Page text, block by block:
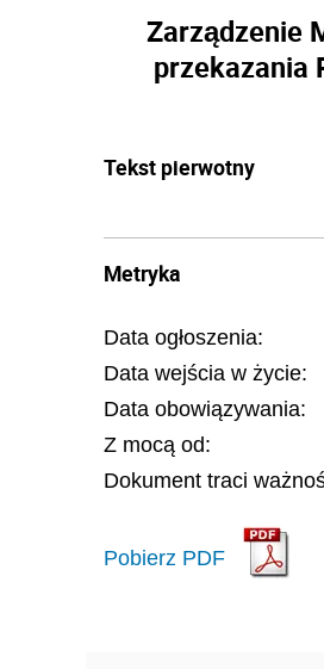
Zarządzenie
przekazania
Tekst pierwotny
Metryka
Data ogłoszenia:
Data wejścia w życie:
Data obowiązywania:
Z mocą od:
Dokument traci
Pobierz PDF